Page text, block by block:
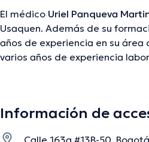
El médico Uriel Panqueva
Usaquen. Además de su
años de experiencia en su
varios años de experiencia
ediciones. Cabe destacar que,
Información de